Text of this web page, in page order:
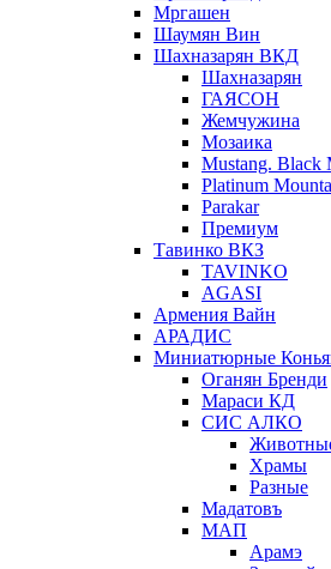
Мргашен
Шаумян Вин
Шахназарян ВКД
Шахназарян
ГАЯСОН
Жемчужина
Мозаика
Mustang. Black
Platinum
Parakar
Премиум
Тавинко ВКЗ
TAVINKO
AGASI
Армения Вайн
АРАДИС
Миниатюрные
Оганян Бренди
Мараси КД
СИС АЛКО
Храмы
Разные
Мадатовъ
МАП
Арамэ